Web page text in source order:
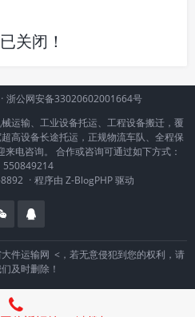
关闭！
· 浙公网安备33020602001664号
运输、工业设备托运、工程设备搬迁，覆
高设备长途托运，正规物流车队、全程保
电咨询。 合作或咨询可通过如下方式：
550849214
· 程序由 Z-BlogPHP驱动
件运输网 <，若无意侵犯到您的权利，请
及时删除！